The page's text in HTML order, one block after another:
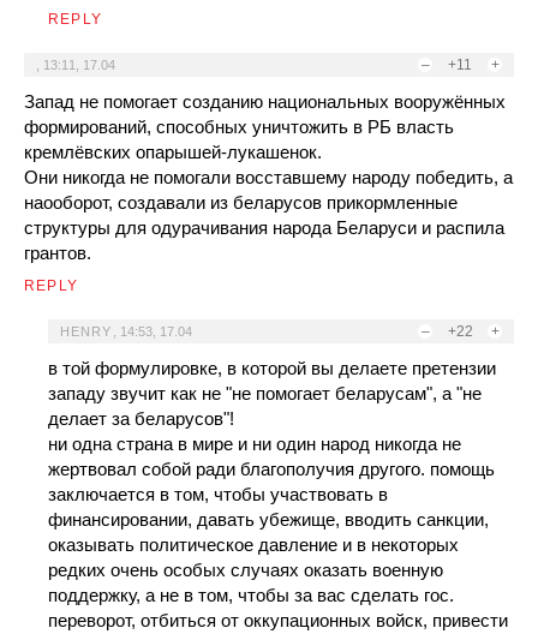
REPLY
– +11 +
13:11, 17.04
Запад не помогает созданию национальных вооружённых
формирований, способных уничтожить в РБ власть
кремлёвских опарышей-лукашенок.
Они никогда не помогали восставшему народу победить, а
наооборот, создавали из беларусов прикормленные
структуры для одурачивания народа Беларуси и распила
грантов.
REPLY
– +22 +
HENRY 14:53, 17.04
в той формулировке, в которой вы делаете претензии
западу звучит как не "не помогает беларусам", а "не
делает за беларусов"!
ни одна страна в мире и ни один народ никогда не
жертвовал собой ради благополучия другого. помощь
заключается в том, чтобы участвовать в
финансировании, давать убежище, вводить санкции,
оказывать политическое давление и в некоторых
редких очень особых случаях оказать военную
поддержку, а не в том, чтобы за вас сделать гос.
переворот, отбиться от оккупационных войск, привести